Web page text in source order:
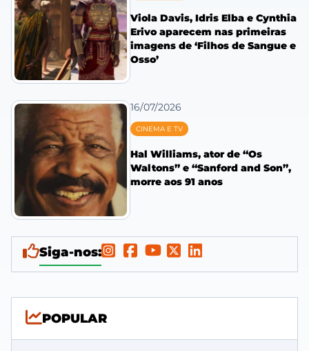
Viola Davis, Idris Elba e Cynthia
Erivo aparecem nas primeiras
imagens de ‘Filhos de Sangue e
Osso’
16/07/2026
CINEMA E TV
Hal Williams, ator de “Os
Waltons” e “Sanford and Son”,
morre aos 91 anos
Siga-nos:
POPULAR